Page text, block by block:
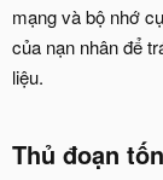
mạng và bộ nhớ
của nạn nhân để
liệu.
Thủ đoạn